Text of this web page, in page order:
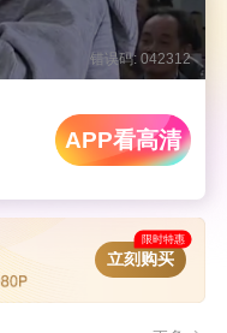
错误码: 042312
APP看高清
限时特惠
立刻购买